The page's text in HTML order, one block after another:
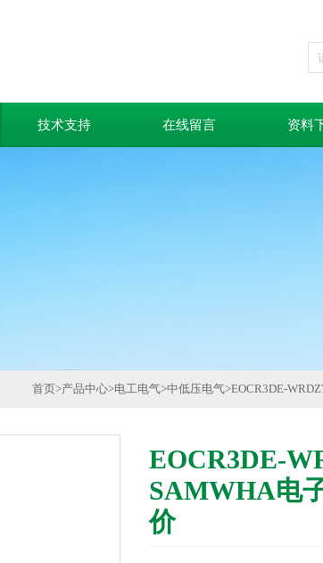
技术支持 在线留言 资料
首页>产品中心>电工电气>中低压电气>EOCR3DE-
EOCR3DE-
SAMWHA电
价